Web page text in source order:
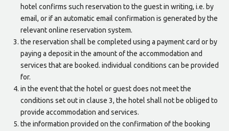
hotel confirms such reservation to the guest in writing, i.e. by
email, or if an automatic email confirmation is generated by the
relevant online reservation system.
the reservation shall be completed using a payment card or by
paying a deposit in the amount of the accommodation and
services that are booked. individual conditions can be provided
for.
in the event that the hotel or guest does not meet the
conditions set out in clause 3, the hotel shall not be obliged to
provide accommodation and services.
the information provided on the confirmation of the booking